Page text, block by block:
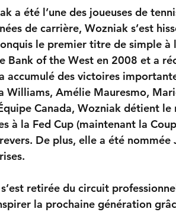
a été l’une des joueuses de
de carrière, Wozniak s’est
le premier titre de simple à
Bank of the West en 2008 et a
accumulé des victoires
Williams, Amélie Mauresmo,
Canada, Wozniak détient
à la Fed Cup (maintenant la
De plus, elle a été nommée
retirée du circuit
la prochaine génération